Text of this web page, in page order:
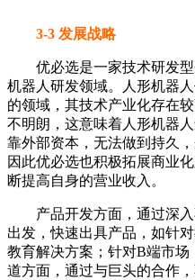
3-3 发展战略
优必选是一家技术研发型
机器人研发领域。人形机器
的领域，其技术产业化存在
不明朗，这意味着人形机器
靠外部资本，无法做到持久
因此优必选也积极拓展商业
断提高自身的营业收入。
产品开发方面，通过深入
出发，快速出具产品，如针
教育解决方案；针对B端市场
道方面，通过与巨头的合作